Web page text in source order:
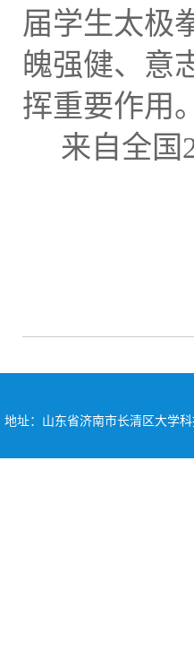
届学生太极
魄强健、意
挥重要作用。
来自全国
地址：山东省济南市长清区大学